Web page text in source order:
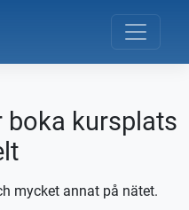
boka kursplats
mycket annat på nätet.